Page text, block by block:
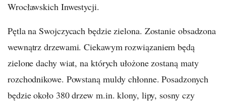
Wrocławskich Inwestycji.
Pętla na Swojczycach będzie zielona. Zostanie obsadzona
wewnątrz drzewami. Ciekawym rozwiązaniem będą
zielone dachy wiat, na których ułożone zostaną maty
rozchodnikowe. Powstaną muldy chłonne. Posadzonych
będzie około 380 drzew m.in. klony, lipy, sosny czy